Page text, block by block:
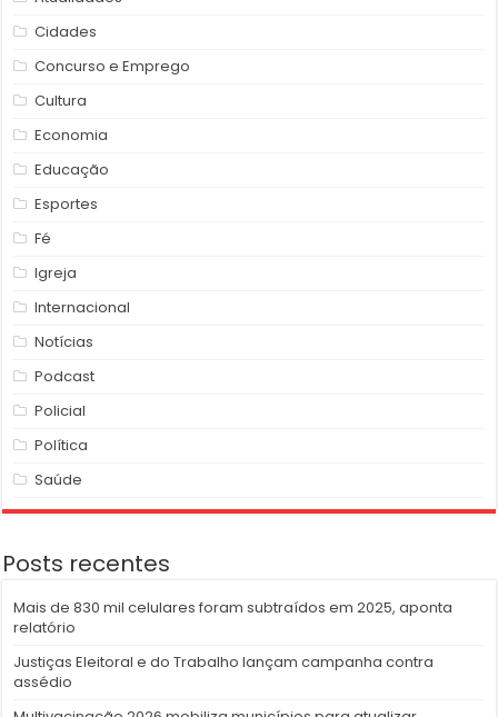
Cidades
Concurso e Emprego
Cultura
Economia
Educação
Esportes
Fé
Igreja
Internacional
Notícias
Podcast
Policial
Política
Saúde
Posts recentes
Mais de 830 mil celulares foram subtraídos em 2025, aponta
relatório
Justiças Eleitoral e do Trabalho lançam campanha contra
assédio